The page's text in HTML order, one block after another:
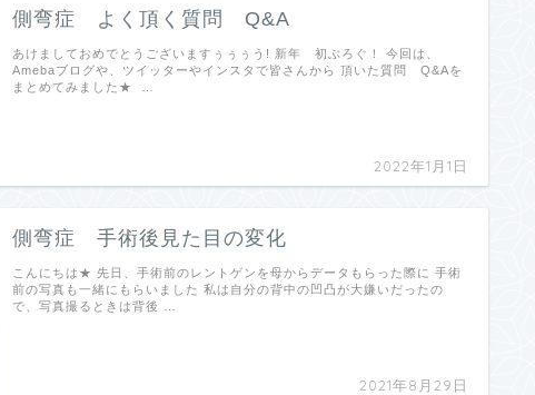
側弯症 よく頂く質問 Q&A
2022年1月1日
あけましておめでとうございますぅぅぅう! 新年 初ぶろぐ！ 今回は、
Amebaブログや、ツイッターやインスタで皆さんから 頂いた質問 Q&Aを
まとめてみました★ …
側弯症 手術後見た目の変化
2021年8月29日
こんにちは★ 先日、手術前のレントゲンを母からデータもらった際に 手術
前の写真も一緒にもらいました 私は自分の背中の凹凸が大嫌いだったの
で、写真撮るときは背後 …